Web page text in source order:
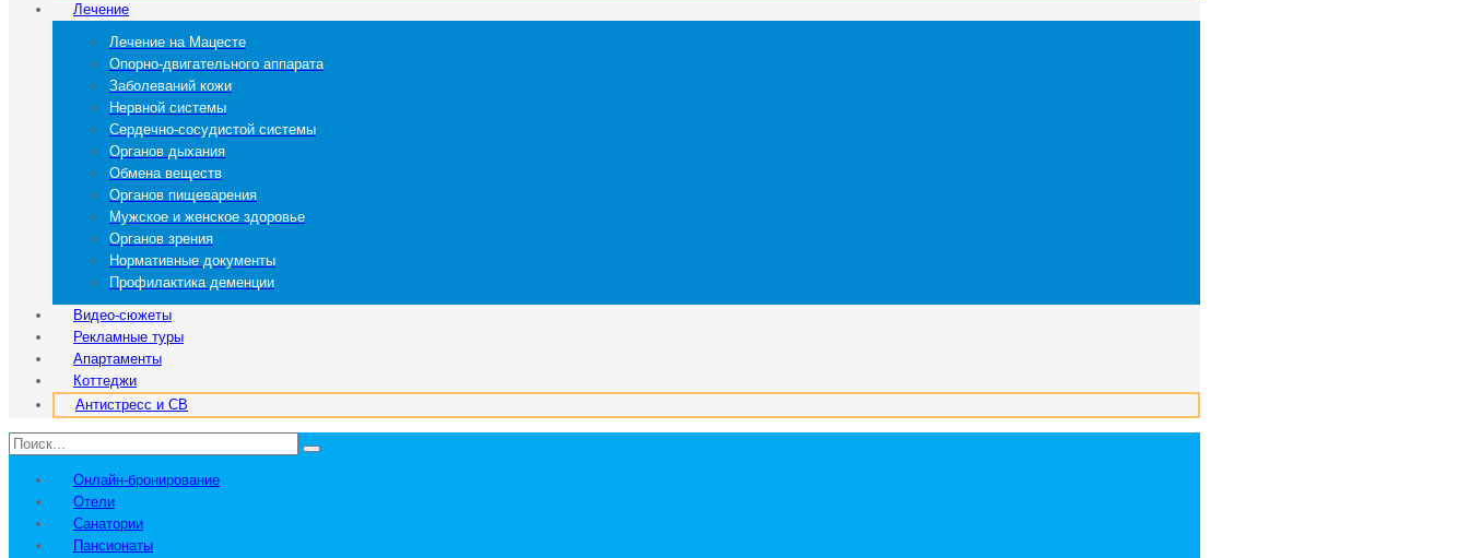
Лечение
Лечение на Мацесте
Опорно-двигательного аппарата
Заболеваний кожи
Нервной системы
Сердечно-сосудистой системы
Органов дыхания
Обмена веществ
Органов пищеварения
Мужское и женское здоровье
Органов зрения
Нормативные документы
Профилактика деменции
Видео-сюжеты
Рекламные туры
Апартаменты
Коттеджи
Антистресс и СВ
Онлайн-бронирование
Отели
Санатории
Пансионаты